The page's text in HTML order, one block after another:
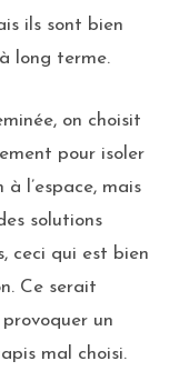
ils sont bien
long terme.
on choisit
pour isoler
l’espace, mais
solutions
ceci qui est bien
Ce serait
un
mal choisi.